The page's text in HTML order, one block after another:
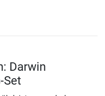
Darwin
Set